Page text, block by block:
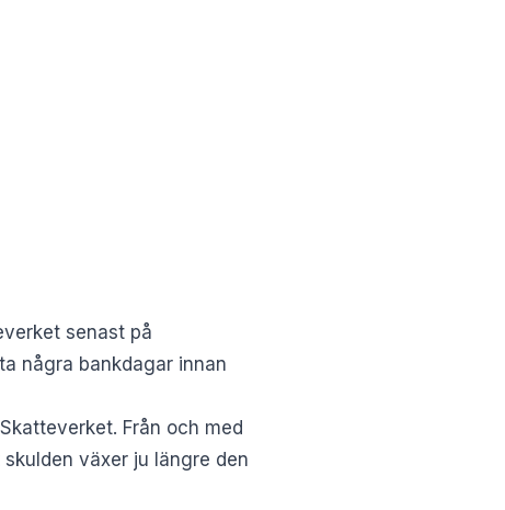
senast på
några bankdagar innan
Från och med
växer ju längre den